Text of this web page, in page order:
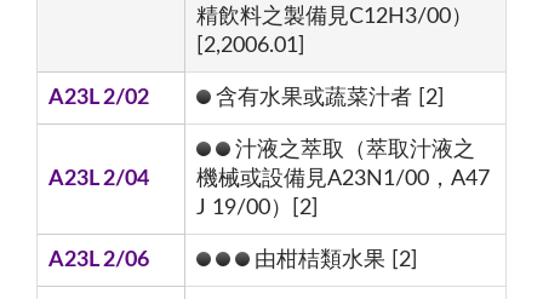
精飲料之製備見C12H3/00）
[2,2006.01]
A23L 2/02 含有水果或蔬菜汁者 [2]
A23L 2/04
汁液之萃取（萃取汁液之
機械或設備見A23N1/00，A47
J 19/00）[2]
A23L 2/06 由柑桔類水果 [2]